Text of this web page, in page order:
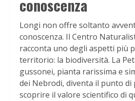
conoscenza
Longi non offre soltanto
conoscenza. Il Centro
racconta uno degli aspetti più
territorio: la biodiversità. La
gussonei, pianta rarissima e
dei Nebrodi, diventa il punto di
scoprire il valore scientifico di